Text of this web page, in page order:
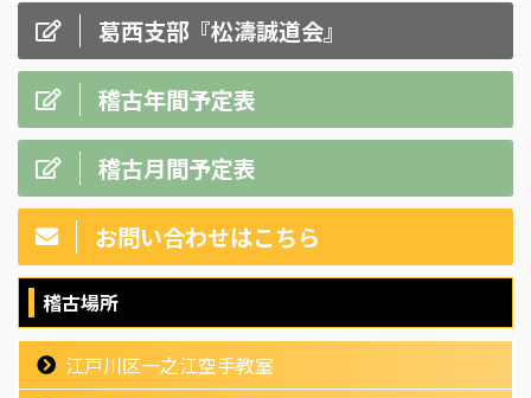
葛西支部『松濤誠道会』
稽古年間予定表
稽古月間予定表
お問い合わせはこちら
稽古場所
江戸川区一之江空手教室